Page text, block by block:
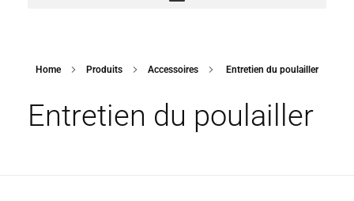
Home Produits Accessoires Entretien du poulailler
Entretien du poulailler